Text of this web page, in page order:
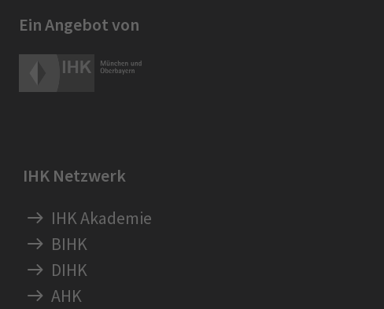
Ein Angebot von
IHK Netzwerk
IHK Akademie
BIHK
DIHK
AHK